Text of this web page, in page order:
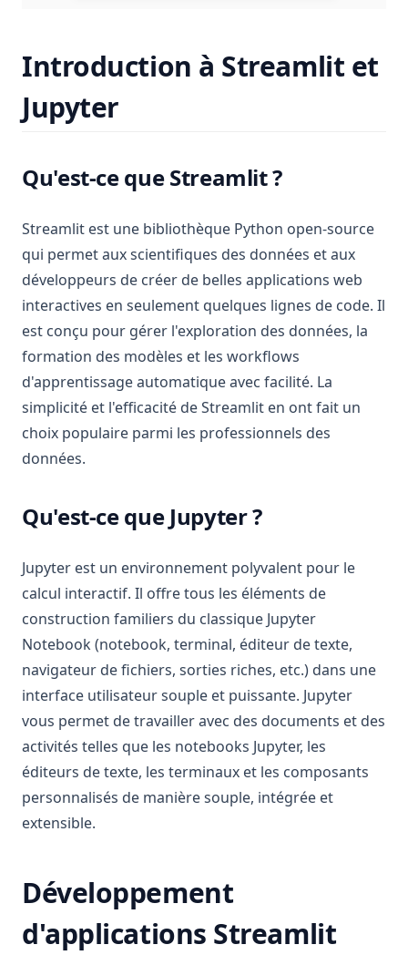
Introduction à Streamlit et
Jupyter
Qu'est-ce que Streamlit ?
Streamlit est une bibliothèque Python open-source
qui permet aux scientifiques des données et aux
développeurs de créer de belles applications web
interactives en seulement quelques lignes de code. Il
est conçu pour gérer l'exploration des données, la
formation des modèles et les workflows
d'apprentissage automatique avec facilité. La
simplicité et l'efficacité de Streamlit en ont fait un
choix populaire parmi les professionnels des
données.
Qu'est-ce que Jupyter ?
Jupyter est un environnement polyvalent pour le
calcul interactif. Il offre tous les éléments de
construction familiers du classique Jupyter
Notebook (notebook, terminal, éditeur de texte,
navigateur de fichiers, sorties riches, etc.) dans une
interface utilisateur souple et puissante. Jupyter
vous permet de travailler avec des documents et des
activités telles que les notebooks Jupyter, les
éditeurs de texte, les terminaux et les composants
personnalisés de manière souple, intégrée et
extensible.
Développement
d'applications Streamlit